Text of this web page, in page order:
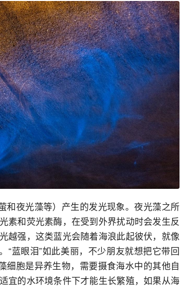
和夜光藻等）产生的发光现象。夜光藻之所
素和荧光素酶，在受到外界扰动时会发生反
越强，这类蓝光会随着海浪此起彼伏，就像
“蓝眼泪”如此美丽，不少朋友就想把它带回
细胞是异养生物，需要摄食海水中的其他自
宜的水环境条件下才能生长繁殖，如果从海